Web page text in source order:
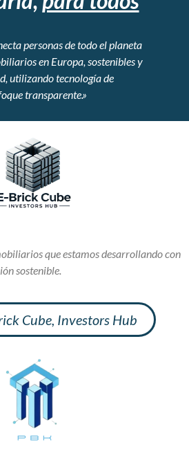
personas de todo el planeta
en Europa, sostenibles y
utilizando tecnología de
transparente.»
que estamos desarrollando con
sostenible.
Cube, Investors Hub